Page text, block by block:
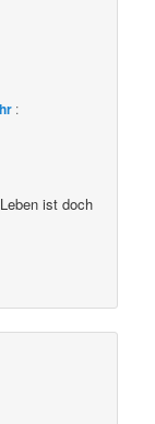
:
ist doch